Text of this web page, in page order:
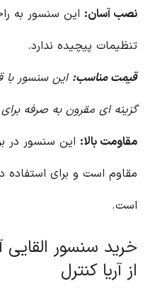
نصب آسان: این سنسور به
تنظیمات پیچیده ندارد.
قیمت مناسب: این سنسور
گزینه ای مقرون به صرفه
مقاومت بالا: این سنسور در
مقاوم است و برای
است.
از آریا کنترل